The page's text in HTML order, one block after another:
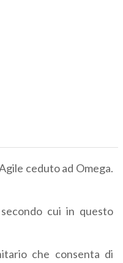
ceduto ad Omega.
cui in questo
che consenta di